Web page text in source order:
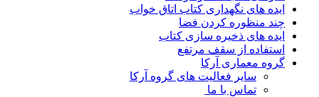
ایده های نگهداری کتاب اتاق خواب
چند منظوره کردن فضا
ایده های ذخیره سازی کتاب
استفاده از سقف مرتفع
گروه معماری آرکا
سایر فعالیت های گروه آرکا
تماس با ما